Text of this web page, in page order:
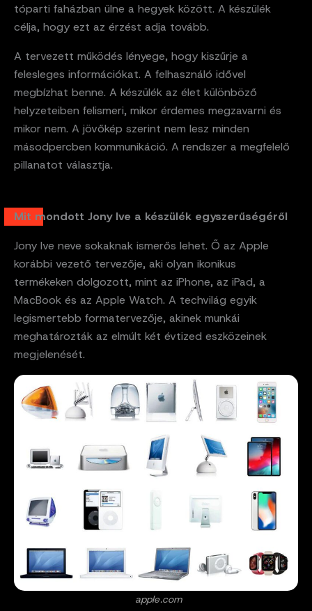
tóparti faházban ülne a hegyek között. A készülék
célja, hogy ezt az érzést adja tovább.
A tervezett működés lényege, hogy kiszűrje a
felesleges információkat. A felhasználó idővel
megbízhat benne. A készülék az élet különböző
helyzeteiben felismeri, mikor érdemes megzavarni és
mikor nem. A jövőkép szerint nem lesz minden
másodpercben kommunikáció. A rendszer a megfelelő
pillanatot választja.
Mit mondott Jony Ive a készülék egyszerűségéről
Jony Ive neve sokaknak ismerős lehet. Ő az Apple
korábbi vezető tervezője, aki olyan ikonikus
termékeken dolgozott, mint az iPhone, az iPad, a
MacBook és az Apple Watch. A techvilág egyik
legismertebb formatervezője, akinek munkái
meghatározták az elmúlt két évtized eszközeinek
megjelenését.
apple.com